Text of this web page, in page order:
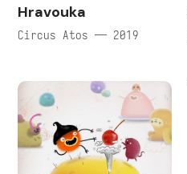
Hravouka
Circus Atos — 2019